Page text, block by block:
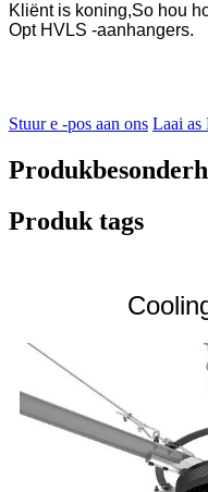
Kliënt is koning,So hou
Opt HVLS -aanhangers.
Stuur e -pos aan ons Laai as
Produk tags